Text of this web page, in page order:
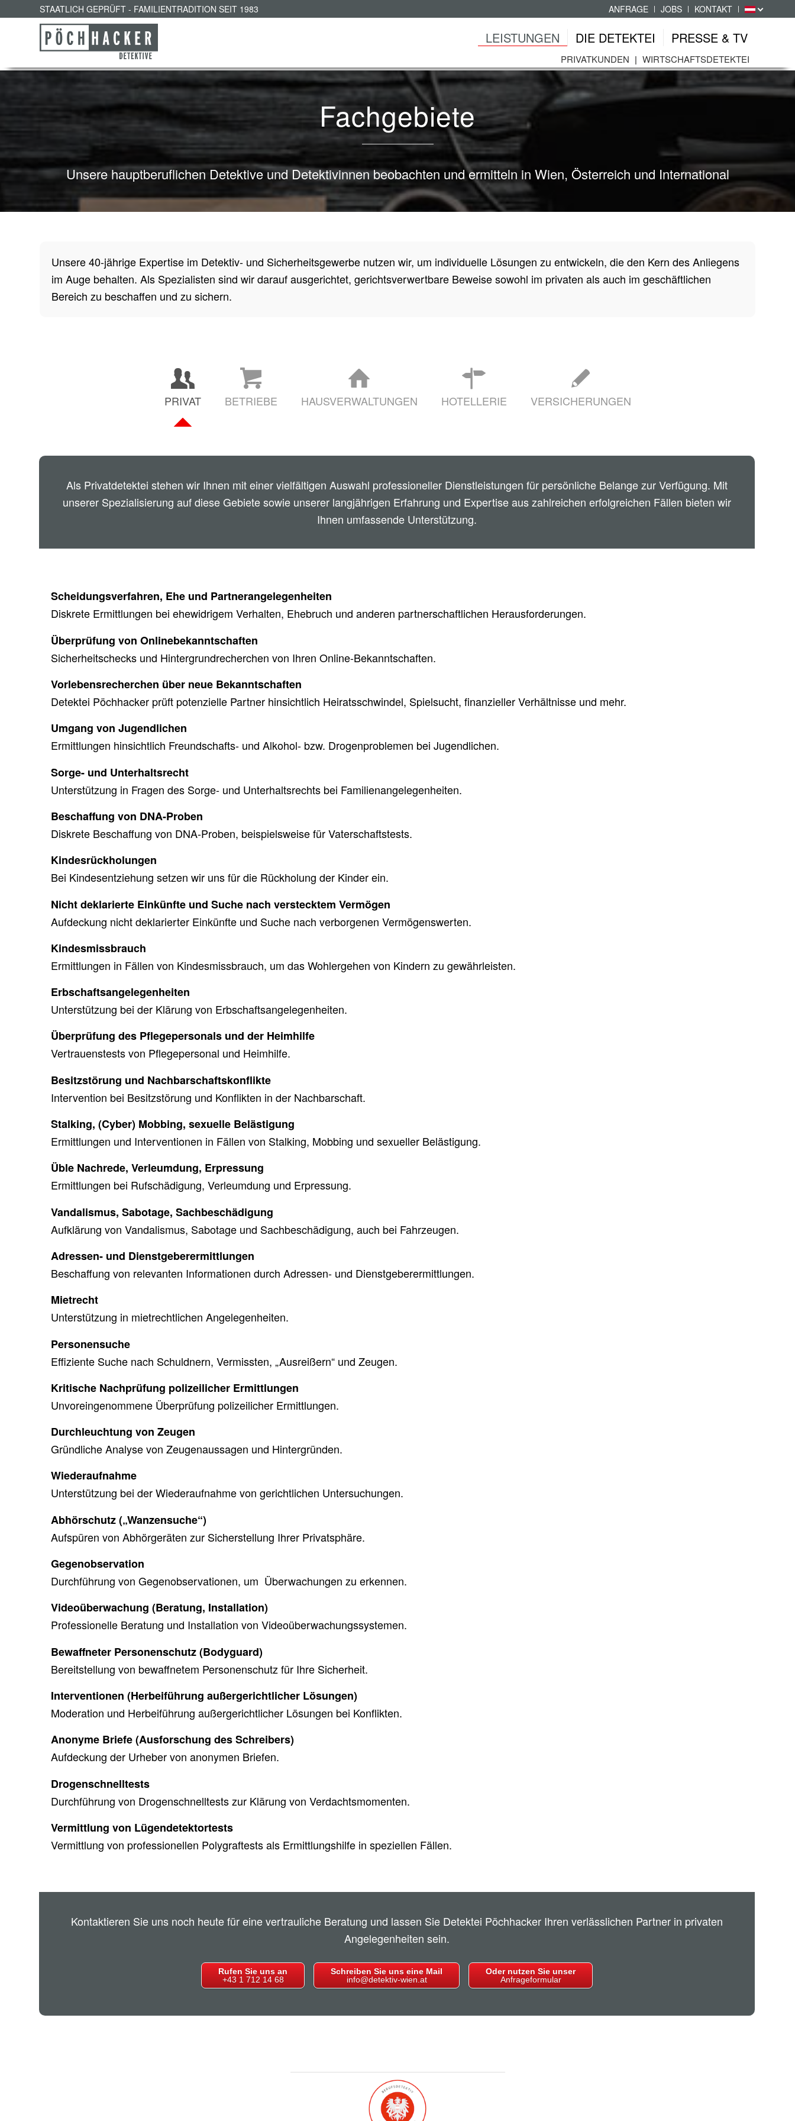
ANFRAGE JOBS KONTAKT
STAATLICH GEPRÜFT - FAMILIENTRADITION SEIT 1983
LEISTUNGEN DIE DETEKTEI PRESSE & TV
PRIVATKUNDEN WIRTSCHAFTSDETEKTEI
Fachgebiete
Unsere hauptberuflichen Detektive und Detektivinnen beobachten und ermitteln in Wien, Österreich und International
Unsere 40-jährige Expertise im Detektiv- und Sicherheitsgewerbe nutzen wir, um individuelle Lösungen zu entwickeln, die den Kern des Anliegens
im Auge behalten. Als Spezialisten sind wir darauf ausgerichtet, gerichtsverwertbare Beweise sowohl im privaten als auch im geschäftlichen
Bereich zu beschaffen und zu sichern.
PRIVAT BETRIEBE HAUSVERWALTUNGEN HOTELLERIE VERSICHERUNGEN
Als Privatdetektei stehen wir Ihnen mit einer vielfältigen Auswahl professioneller Dienstleistungen für persönliche Belange zur Verfügung. Mit
unserer Spezialisierung auf diese Gebiete sowie unserer langjährigen Erfahrung und Expertise aus zahlreichen erfolgreichen Fällen bieten wir
Ihnen umfassende Unterstützung.
Scheidungsverfahren, Ehe und Partnerangelegenheiten
Diskrete Ermittlungen bei ehewidrigem Verhalten, Ehebruch und anderen partnerschaftlichen Herausforderungen.
Überprüfung von Onlinebekanntschaften
Sicherheitschecks und Hintergrundrecherchen von Ihren Online-Bekanntschaften.
Vorlebensrecherchen über neue Bekanntschaften
Detektei Pöchhacker prüft potenzielle Partner hinsichtlich Heiratsschwindel, Spielsucht, finanzieller Verhältnisse und mehr.
Umgang von Jugendlichen
Ermittlungen hinsichtlich Freundschafts- und Alkohol- bzw. Drogenproblemen bei Jugendlichen.
Sorge- und Unterhaltsrecht
Unterstützung in Fragen des Sorge- und Unterhaltsrechts bei Familienangelegenheiten.
Beschaffung von DNA-Proben
Diskrete Beschaffung von DNA-Proben, beispielsweise für Vaterschaftstests.
Kindesrückholungen
Bei Kindesentziehung setzen wir uns für die Rückholung der Kinder ein.
Nicht deklarierte Einkünfte und Suche nach verstecktem Vermögen
Aufdeckung nicht deklarierter Einkünfte und Suche nach verborgenen Vermögenswerten.
Kindesmissbrauch
Ermittlungen in Fällen von Kindesmissbrauch, um das Wohlergehen von Kindern zu gewährleisten.
Erbschaftsangelegenheiten
Unterstützung bei der Klärung von Erbschaftsangelegenheiten.
Überprüfung des Pflegepersonals und der Heimhilfe
Vertrauenstests von Pflegepersonal und Heimhilfe.
Besitzstörung und Nachbarschaftskonflikte
Intervention bei Besitzstörung und Konflikten in der Nachbarschaft.
Stalking, (Cyber) Mobbing, sexuelle Belästigung
Ermittlungen und Interventionen in Fällen von Stalking, Mobbing und sexueller Belästigung.
Üble Nachrede, Verleumdung, Erpressung
Ermittlungen bei Rufschädigung, Verleumdung und Erpressung.
Vandalismus, Sabotage, Sachbeschädigung
Aufklärung von Vandalismus, Sabotage und Sachbeschädigung, auch bei Fahrzeugen.
Adressen- und Dienstgeberermittlungen
Beschaffung von relevanten Informationen durch Adressen- und Dienstgeberermittlungen.
Mietrecht
Unterstützung in mietrechtlichen Angelegenheiten.
Personensuche
Effiziente Suche nach Schuldnern, Vermissten, „Ausreißern“ und Zeugen.
Kritische Nachprüfung polizeilicher Ermittlungen
Unvoreingenommene Überprüfung polizeilicher Ermittlungen.
Durchleuchtung von Zeugen
Gründliche Analyse von Zeugenaussagen und Hintergründen.
Wiederaufnahme
Unterstützung bei der Wiederaufnahme von gerichtlichen Untersuchungen.
Abhörschutz („Wanzensuche“)
Aufspüren von Abhörgeräten zur Sicherstellung Ihrer Privatsphäre.
Gegenobservation
Durchführung von Gegenobservationen, um Überwachungen zu erkennen.
Videoüberwachung (Beratung, Installation)
Professionelle Beratung und Installation von Videoüberwachungssystemen.
Bewaffneter Personenschutz (Bodyguard)
Bereitstellung von bewaffnetem Personenschutz für Ihre Sicherheit.
Interventionen (Herbeiführung außergerichtlicher Lösungen)
Moderation und Herbeiführung außergerichtlicher Lösungen bei Konflikten.
Anonyme Briefe (Ausforschung des Schreibers)
Aufdeckung der Urheber von anonymen Briefen.
Drogenschnelltests
Durchführung von Drogenschnelltests zur Klärung von Verdachtsmomenten.
Vermittlung von Lügendetektortests
Vermittlung von professionellen Polygraftests als Ermittlungshilfe in speziellen Fällen.
Kontaktieren Sie uns noch heute für eine vertrauliche Beratung und lassen Sie Detektei Pöchhacker Ihren verlässlichen Partner in privaten
Angelegenheiten sein.
Rufen Sie uns an
+43 1 712 14 68
Schreiben Sie uns eine Mail
info@detektiv-wien.at
Oder nutzen Sie unser
Anfrageformular